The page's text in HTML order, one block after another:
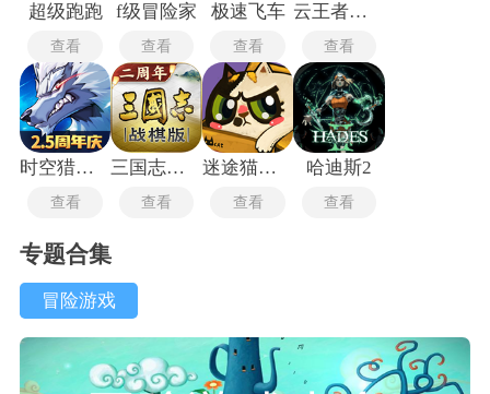
超级跑跑
查看
f级冒险家
查看
极速飞车
查看
云王者荣耀云游戏
查看
时空猎人3最新版
查看
三国志战旗版
查看
迷途猫的灵魂碎片手机版
查看
哈迪斯2
查看
专题合集
冒险游戏